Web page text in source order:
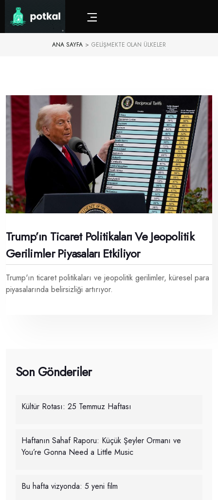
ANA SAYFA > GELIŞMEKTE OLAN ÜLKELER
Trump’ın Ticaret Politikaları Ve Jeopolitik
Gerilimler Piyasaları Etkiliyor
Trump'ın ticaret politikaları ve jeopolitik gerilimler, küresel para
piyasalarında belirsizliği artırıyor.
Son Gönderiler
Kültür Rotası: 25 Temmuz Haftası
Haftanın Sahaf Raporu: Küçük Şeyler Ormanı ve
You’re Gonna Need a Little Music
Bu hafta vizyonda: 5 yeni film